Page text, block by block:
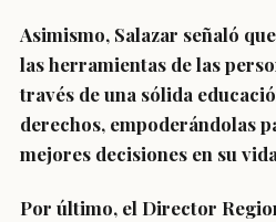
Asimismo, Salazar señaló
las herramientas de las
través de una sólida
derechos, empoderándolas
mejores decisiones en su
Por último, el Director